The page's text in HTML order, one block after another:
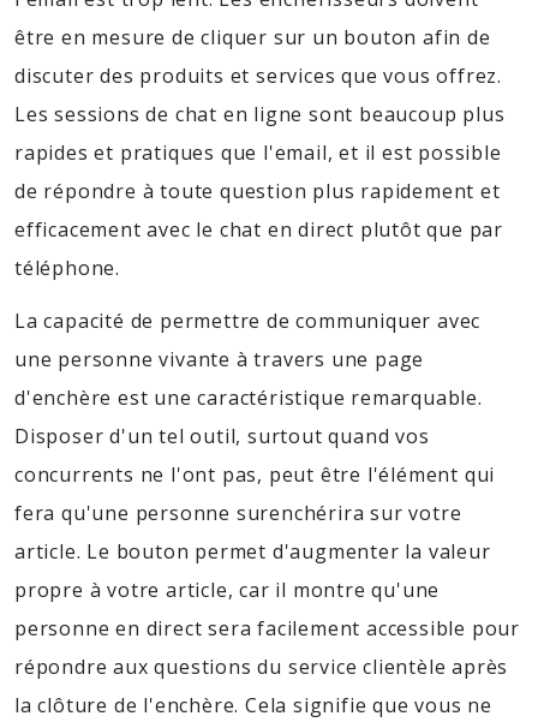
être en mesure de cliquer sur un bouton afin de
discuter des produits et services que vous offrez.
Les sessions de chat en ligne sont beaucoup plus
rapides et pratiques que l'email, et il est possible
de répondre à toute question plus rapidement et
efficacement avec le chat en direct plutôt que par
téléphone.
La capacité de permettre de communiquer avec
une personne vivante à travers une page
d'enchère est une caractéristique remarquable.
Disposer d'un tel outil, surtout quand vos
concurrents ne l'ont pas, peut être l'élément qui
fera qu'une personne surenchérira sur votre
article. Le bouton permet d'augmenter la valeur
propre à votre article, car il montre qu'une
personne en direct sera facilement accessible pour
répondre aux questions du service clientèle après
la clôture de l'enchère. Cela signifie que vous ne